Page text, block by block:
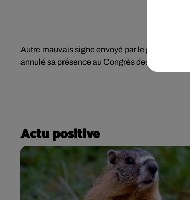
Autre mauvais signe envoyé par le
annulé sa présence au Congrès des maires de
Actu positive